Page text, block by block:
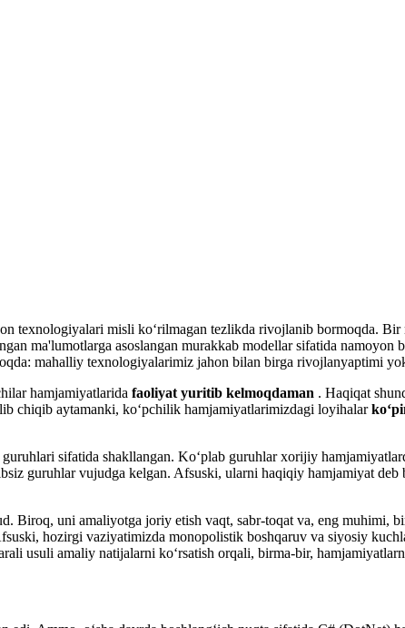
texnologiyalari misli ko‘rilmagan tezlikda rivojlanib bormoqda.
ma'lumotlarga asoslangan murakkab modellar sifatida
mahalliy texnologiyalarimiz jahon bilan birga rivojlanyaptimi
hamjamiyatlarida faoliyat yuritib kelmoqdaman . Haqiqat
chiqib aytamanki, ko‘pchilik hamjamiyatlarimizdagi loyihalar
sifatida shakllangan. Ko‘plab guruhlar xorijiy
guruhlar vujudga kelgan. Afsuski, ularni haqiqiy hamjamiyat
Biroq, uni amaliyotga joriy etish vaqt, sabr-toqat va, eng muhimi,
hozirgi vaziyatimizda monopolistik boshqaruv va siyosiy
usuli amaliy natijalarni ko‘rsatish orqali, birma-bir,